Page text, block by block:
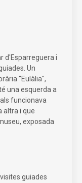
d'Esparreguera i
Un
"Eulàlia",
una esquerda a
funcionava
altra i que
exposada
guiades